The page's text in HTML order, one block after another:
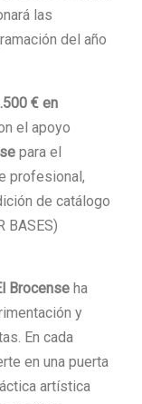
las
del año
€ en
el apoyo
para el
profesional,
de catálogo
BASES)
Brocense ha
y
En cada
en una puerta
artística